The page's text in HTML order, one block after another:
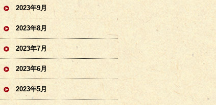
2023年9月
2023年8月
2023年7月
2023年6月
2023年5月